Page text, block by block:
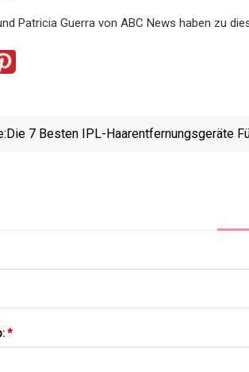
Patricia Guerra von ABC News haben zu
Die 7 Besten IPL-Haarentfernungsgeräte
*